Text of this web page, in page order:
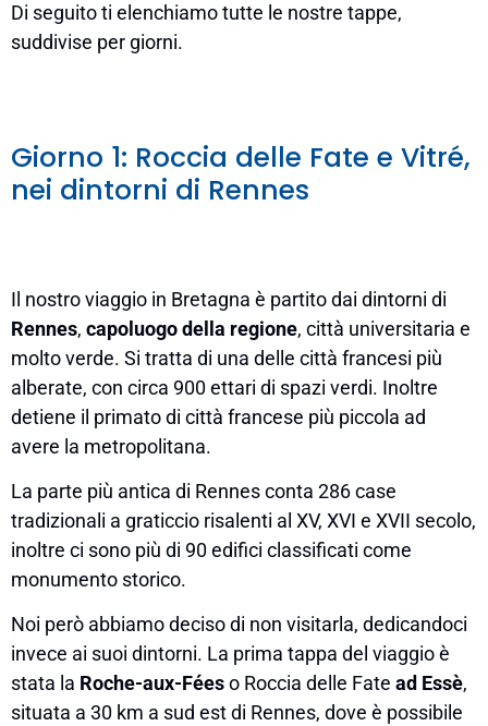
Di seguito ti elenchiamo tutte le nostre tappe,
suddivise per giorni.
Giorno 1: Roccia delle Fate e Vitré,
nei dintorni di Rennes
Il nostro viaggio in Bretagna è partito dai dintorni di
Rennes, capoluogo della regione, città universitaria e
molto verde. Si tratta di una delle città francesi più
alberate, con circa 900 ettari di spazi verdi. Inoltre
detiene il primato di città francese più piccola ad
avere la metropolitana.
La parte più antica di Rennes conta 286 case
tradizionali a graticcio risalenti al XV, XVI e XVII secolo,
inoltre ci sono più di 90 edifici classificati come
monumento storico.
Noi però abbiamo deciso di non visitarla, dedicandoci
invece ai suoi dintorni. La prima tappa del viaggio è
stata la Roche-aux-Féeso Roccia delle Fate ad Essè,
situata a 30 km a sud est di Rennes, dove è possibile